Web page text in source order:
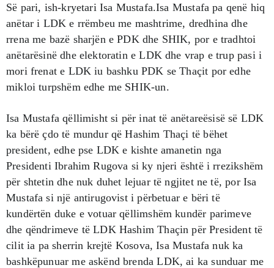
Së pari, ish-kryetari Isa Mustafa.Isa Mustafa pa qenë hiq
anëtar i LDK e rrëmbeu me mashtrime, dredhina dhe
rrena me bazë sharjën e PDK dhe SHIK, por e tradhtoi
anëtarësinë dhe elektoratin e LDK dhe vrap e trup pasi i
mori frenat e LDK iu bashku PDK se Thaçit por edhe
mikloi turpshëm edhe me SHIK-un.
Isa Mustafa qëllimisht si për inat të anëtareësisë së LDK
ka bërë çdo të mundur që Hashim Thaçi të bëhet
president, edhe pse LDK e kishte amanetin nga
Presidenti Ibrahim Rugova si ky njeri është i rrezikshëm
për shtetin dhe nuk duhet lejuar të ngjitet ne të, por Isa
Mustafa si një antirugovist i përbetuar e bëri të
kundërtën duke e votuar qëllimshëm kundër parimeve
dhe qëndrimeve të LDK Hashim Thaçin për President të
cilit ia pa sherrin krejtë Kosova, Isa Mustafa nuk ka
bashkëpunuar me askënd brenda LDK, ai ka sunduar me